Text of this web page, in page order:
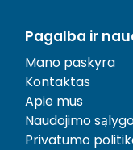
Pagalba ir
Mano paskyra
Kontaktas
Apie mus
Naudojimo
Privatumo